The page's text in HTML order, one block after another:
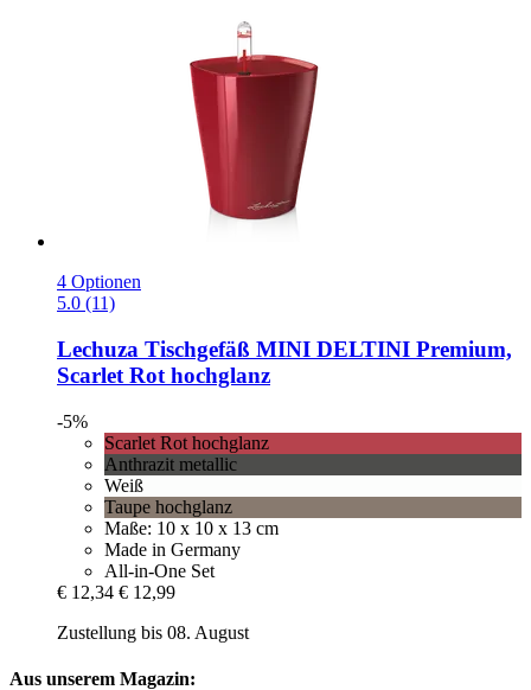
4 Optionen
5.0 (11)
Lechuza Tischgefäß MINI DELTINI Premium,
Scarlet Rot hochglanz
-5%
Scarlet Rot hochglanz
Anthrazit metallic
Weiß
Taupe hochglanz
Maße: 10 x 10 x 13 cm
Made in Germany
All-in-One Set
€ 12,34 € 12,99
Zustellung bis 08. August
Aus unserem Magazin: